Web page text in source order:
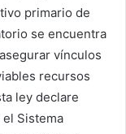
primario de
se encuentra
vínculos
recursos
ley declare
Sistema